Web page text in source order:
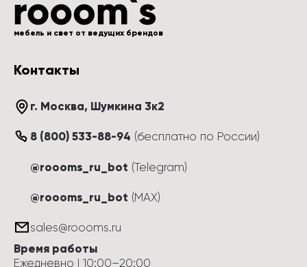
мебель и свет от ведущих брендов
Контакты
г. Москва, Шумкина 3к2
8 (800) 533-88-94 (бесплатно по России)
@roooms_ru_bot (Telegram)
@roooms_ru_bot (MAX)
sales@roooms.ru
Время работы
Ежедневно | 10:00–20:00